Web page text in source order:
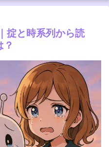
掟と時系列から読
？